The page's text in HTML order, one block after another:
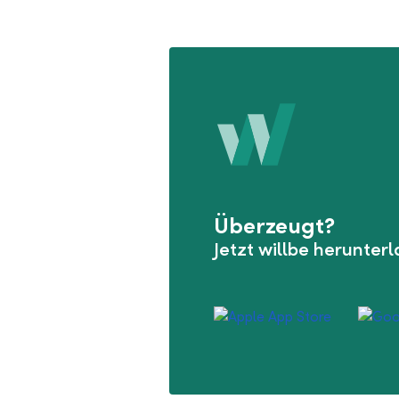
Überzeugt?
Jetzt willbe